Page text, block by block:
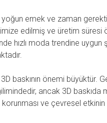
emek ve zaman
edilmiş ve üretim süresi
hızlı moda trendine uygun
baskının önemi büyüktür.
ancak 3D baskıda
ve çevresel etkinin